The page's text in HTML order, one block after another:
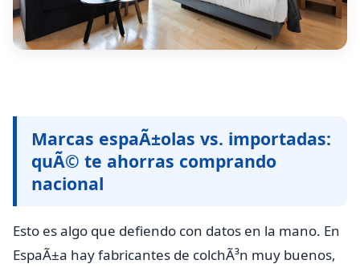
Marcas espaÃ±olas vs. importadas:
quÃ© te ahorras comprando
nacional
Esto es algo que defiendo con datos en la mano. En
EspaÃ±a hay fabricantes de colchÃ³n muy buenos,